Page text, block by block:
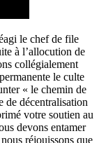
le chef de file
à l’allocution de
collégialement
le culte
« le chemin de
de décentralisation
votre soutien au
devons entamer
réjouissons que